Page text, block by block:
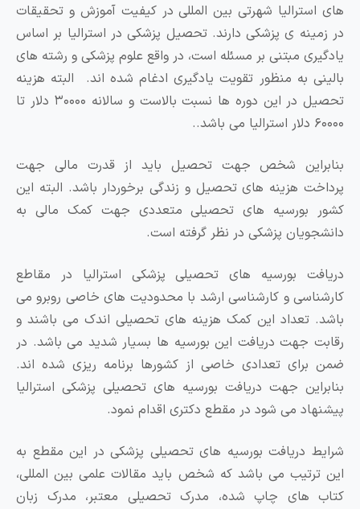
های استرالیا شهرتی بین المللی در کیفیت آموزش و تحقیقات
در زمینه ی پزشکی دارند. تحصیل پزشکی در استرالیا بر اساس
یادگیری مبتنی بر مسئله است، در واقع علوم پزشکی و رشته های
بالینی به منظور تقویت یادگیری ادغام شده اند. البته هزینه
تحصیل در این دوره ها نسبت بالاست و سالانه ۳۰۰۰۰ دلار تا
۶۰۰۰۰ دلار استرالیا می باشد..
بنابراین شخص جهت تحصیل باید از قدرت مالی جهت
پرداخت هزینه های تحصیل و زندگی برخوردار باشد. البته این
کشور بورسیه های تحصیلی متعددی جهت کمک مالی به
دانشجویان پزشکی در نظر گرفته است.
دریافت بورسیه های تحصیلی پزشکی استرالیا در مقاطع
کارشناسی و کارشناسی ارشد با محدودیت های خاصی روبرو می
باشد. تعداد این کمک هزینه های تحصیلی اندک می باشند و
رقابت جهت دریافت این بورسیه ها بسیار شدید می باشد. در
ضمن برای تعدادی خاصی از کشورها برنامه ریزی شده اند.
بنابراین جهت دریافت بورسیه های تحصیلی پزشکی استرالیا
پیشنهاد می شود در مقطع دکتری اقدام نمود.
شرایط دریافت بورسیه های تحصیلی پزشکی در این مقطع به
این ترتیب می باشد که شخص باید مقالات علمی بین المللی،
کتاب های چاپ شده، مدرک تحصیلی معتبر، مدرک زبان